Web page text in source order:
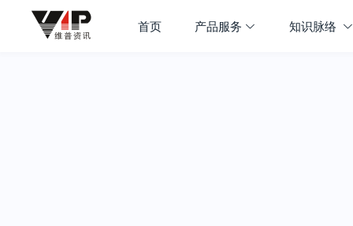
首页 产品服务 知识脉络